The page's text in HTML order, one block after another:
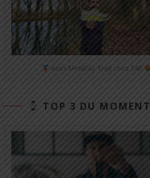
Asics MetaFuji Trail chez T4R
TOP 3 DU MOMENT